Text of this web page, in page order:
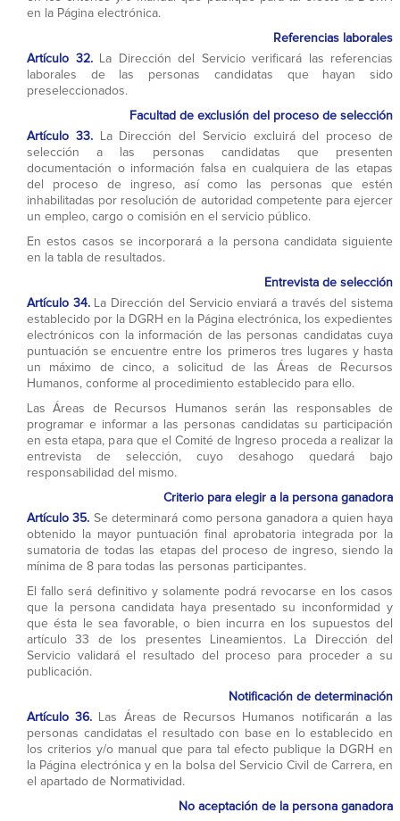
en la Página electrónica.
Referencias laborales
Artículo 32.La Dirección del Servicio verificará las referencias
laborales de las personas candidatas que hayan sido
preseleccionados.
Facultad de exclusión del proceso de selección
Artículo 33.La Dirección del Servicio excluirá del proceso de
selección a las personas candidatas que presenten
documentación o información falsa en cualquiera de las etapas
del proceso de ingreso, así como las personas que estén
inhabilitadas por resolución de autoridad competente para ejercer
un empleo, cargo o comisión en el servicio público.
En estos casos se incorporará a la persona candidata siguiente
en la tabla de resultados.
Entrevista de selección
Artículo 34. La Dirección del Servicio enviará a través del sistema
establecido por la DGRH en la Página electrónica, los expedientes
electrónicos con la información de las personas candidatas cuya
puntuación se encuentre entre los primeros tres lugares y hasta
un máximo de cinco, a solicitud de las Áreas de Recursos
Humanos, conforme al procedimiento establecido para ello.
Las Áreas de Recursos Humanos serán las responsables de
programar e informar a las personas candidatas su participación
en esta etapa, para que el Comité de Ingreso proceda a realizar la
entrevista de selección, cuyo desahogo quedará bajo
responsabilidad del mismo.
Criterio para elegir a la persona ganadora
Artículo 35. Se determinará como persona ganadora a quien haya
obtenido la mayor puntuación final aprobatoria integrada por la
sumatoria de todas las etapas del proceso de ingreso, siendo la
mínima de 8 para todas las personas participantes.
El fallo será definitivo y solamente podrá revocarse en los casos
que la persona candidata haya presentado su inconformidad y
que ésta le sea favorable, o bien incurra en los supuestos del
artículo 33 de los presentes Lineamientos. La Dirección del
Servicio validará el resultado del proceso para proceder a su
publicación.
Notificación de determinación
Artículo 36. Las Áreas de Recursos Humanos notificarán a las
personas candidatas el resultado con base en lo establecido en
los criterios y/o manual que para tal efecto publique la DGRH en
la Página electrónica y en la bolsa del Servicio Civil de Carrera, en
el apartado de Normatividad.
No aceptación de la persona ganadora